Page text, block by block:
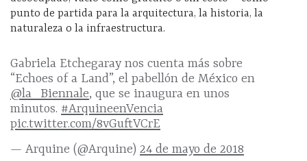
punto de partida para la arquitectura, la historia, la
naturaleza o la infraestructura.
Gabriela Etchegaray nos cuenta más sobre
“Echoes of a Land”, el pabellón de México en
@la_Biennale, que se inaugura en unos
minutos. #ArquineenVencia
pic.twitter.com/8vGuftVCrE
— Arquine (@Arquine) 24 de mayo de 2018